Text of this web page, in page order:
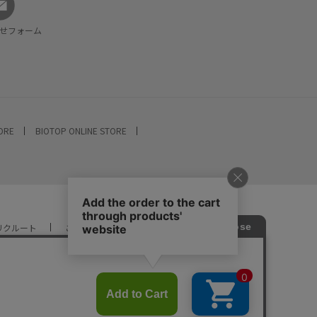
フォーム
BIOTOP ONLINE STORE
クルート ご利用ガイド